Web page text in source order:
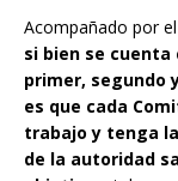
Acompañado por
si bien se
primer, segundo
es que cada
trabajo y tenga
de la autoridad